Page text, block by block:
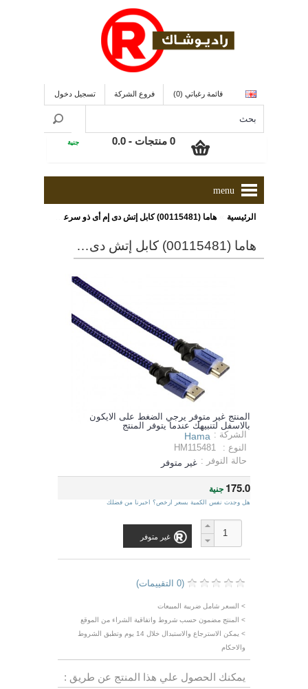
قائمة رغباتي (0) فروع الشركة تسجيل دخول
0 منتجات - 0.0 جنية
menu
الرئيسية هاما (00115481) كابل إتش دى إم أى ذو سرعة عالية وطول 2.5 متر و متوافق مع ألعاب بلاى إستيشن 4 و ذو لون أزرق
هاما (00115481) كابل إتش دى إم أى ذو سرعة عالية وطول 2.5 متر و متوافق مع ألعاب بلاى إستيشن 4 و ذو لون أزرق
المنتج غير متوفر يرجي الضغط على الايكون
بالاسفل لتنبيهك عندما يتوفر المنتج
الشركة : Hama
النوع :
HM115481
حالة التوفر : غير متوفر
175.0 جنية
هل وجدت نفس الكمية بسعر ارخص؟ اخبرنا من فضلك
غير متوفر
(0 التقييمات)
> السعر شامل ضريبة المبيعات
> المنتج مضمون حسب شروط واتفاقية الشراء من الموقع
> يمكن الاسترجاع والاستبدال خلال 14 يوم وتطبق الشروط
والاحكام
يمكنك الحصول علي هذا المنتج عن طريق :